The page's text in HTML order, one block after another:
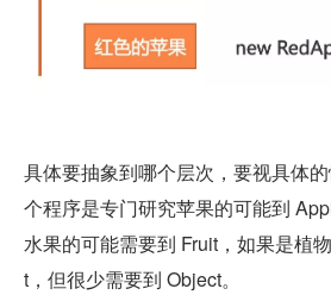
具体要抽象到哪个层次，要视具体
个程序是专门研究苹果的可能到
水果的可能需要到 Fruit，如果是植
t，但很少需要到 Object。